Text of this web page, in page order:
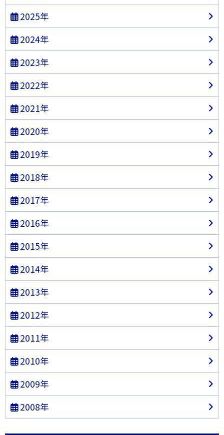
2025年
2024年
2023年
2022年
2021年
2020年
2019年
2018年
2017年
2016年
2015年
2014年
2013年
2012年
2011年
2010年
2009年
2008年